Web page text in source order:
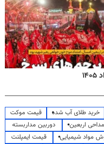
خرید طلای آب شده
قیمت موکت
مداحی اربعین
دوربین مداربسته
مواد شیمیایی
قیمت ایمپلنت